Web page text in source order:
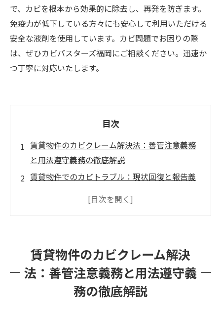
で、カビを根本から効果的に除去し、再発を防ぎます。
免疫力が低下している方々にも安心して利用いただける
安全な液剤を使用しています。カビ問題でお困りの際
は、ぜひカビバスターズ福岡にご相談ください。迅速か
つ丁寧に対応いたします。
目次
賃貸物件のカビクレーム解決法：善管注意義務
と用法遵守義務の徹底解説
賃貸物件でのカビトラブル：現状回復と報告義
用法遵守義務の重要性：賃貸物件でのカビ問題
ックポイント
カビバスターズ福岡が解決する賃貸物件のカビ
賃貸物件のカビクレーム解決
法：善管注意義務と用法遵守義
務の徹底解説